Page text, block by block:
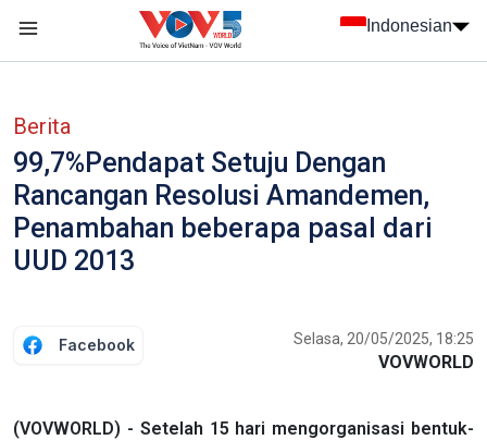
Indonesian
Berita
99,7%Pendapat Setuju Dengan
Rancangan Resolusi Amandemen,
Penambahan beberapa pasal dari
UUD 2013
Facebook Selasa, 20/05/2025, 18:25
VOVWORLD
(VOVWORLD) - Setelah 15 hari mengorganisasi bentuk-